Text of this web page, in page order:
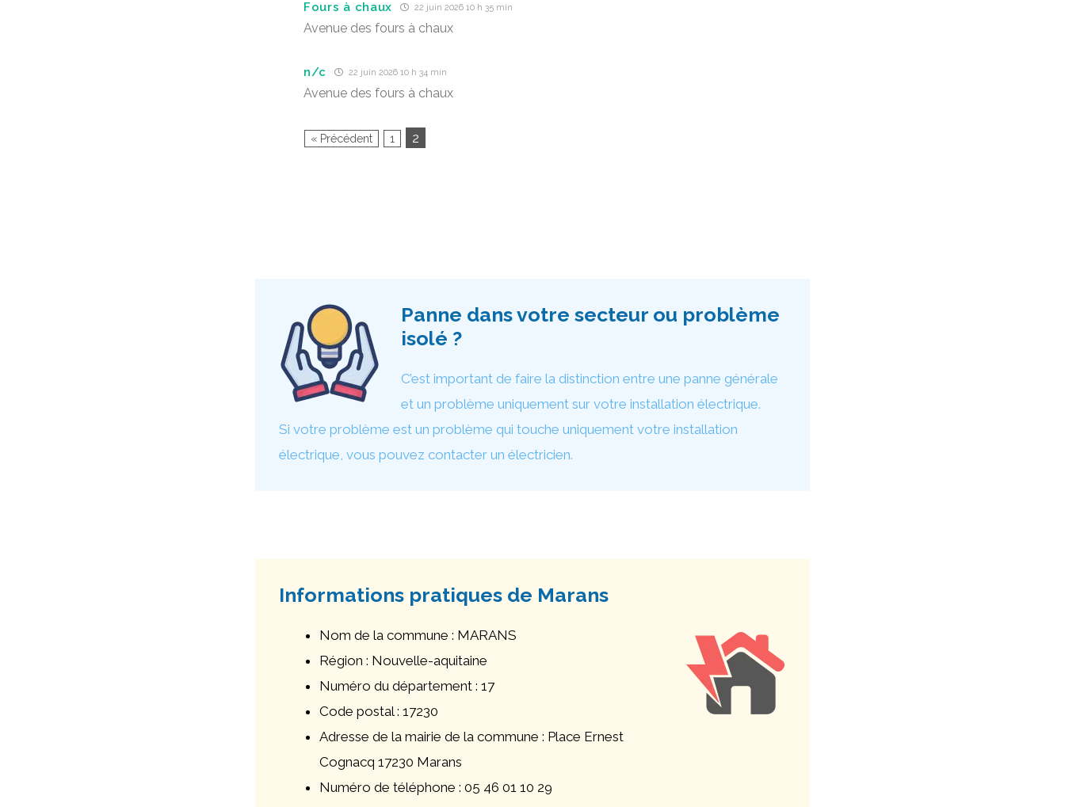
Fours à chaux 22 juin 2026 10 h 35 min
Avenue des fours à chaux
n/c 22 juin 2026 10 h 34 min
Avenue des fours à chaux
« Précédent 1 2
Panne dans votre secteur ou problème
isolé ?
C’est important de faire la distinction entre une panne générale
et un problème uniquement sur votre installation électrique.
Si votre problème est un problème qui touche uniquement votre installation
électrique, vous pouvez contacter un électricien.
Informations pratiques de Marans
Nom de la commune : MARANS
Région : Nouvelle-aquitaine
Numéro du département : 17
Code postal : 17230
Adresse de la mairie de la commune : Place Ernest
Cognacq 17230 Marans
Numéro de téléphone : 05 46 01 10 29